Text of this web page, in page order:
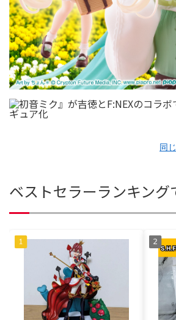
同
ベストセラーランキング